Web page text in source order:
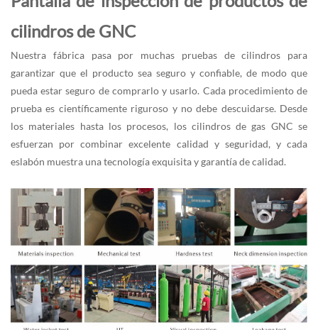
cilindros de GNC
Nuestra fábrica pasa por muchas pruebas de cilindros para
garantizar que el producto sea seguro y confiable, de modo que
pueda estar seguro de comprarlo y usarlo. Cada procedimiento de
prueba es científicamente riguroso y no debe descuidarse. Desde
los materiales hasta los procesos, los cilindros de gas GNC se
esfuerzan por combinar excelente calidad y seguridad, y cada
eslabón muestra una tecnología exquisita y garantía de calidad.